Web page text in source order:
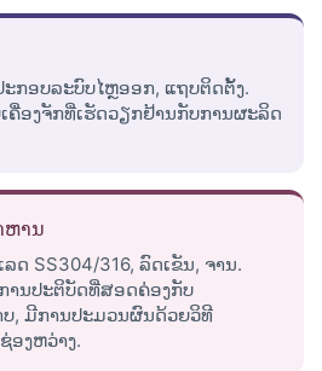
ກອບລະບົບໄຫຼອອກ, ແຖບຕິດຕັ້ງ.
ຄື່ອງຈັກທີ່ເຮັດວຽກຢ້ານກັບການຜະລິດ
ຫານ
ດ SS304/316, ລົດເຂັນ, ຈານ.
ານປະຕິບັດທີ່ສອດຄ່ອງກັບ
, ມີການປະມວນຜົນດ້ວຍວິທີ
ອງຫວ່າງ.